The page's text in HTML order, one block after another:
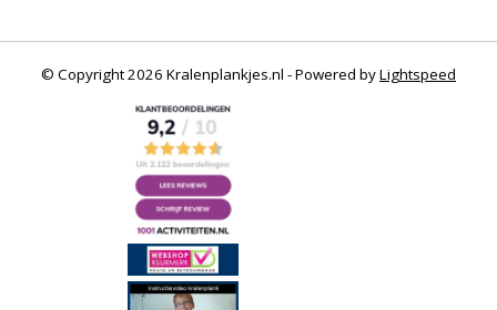
© Copyright 2026 Kralenplankjes.nl - Powered byLightspeed